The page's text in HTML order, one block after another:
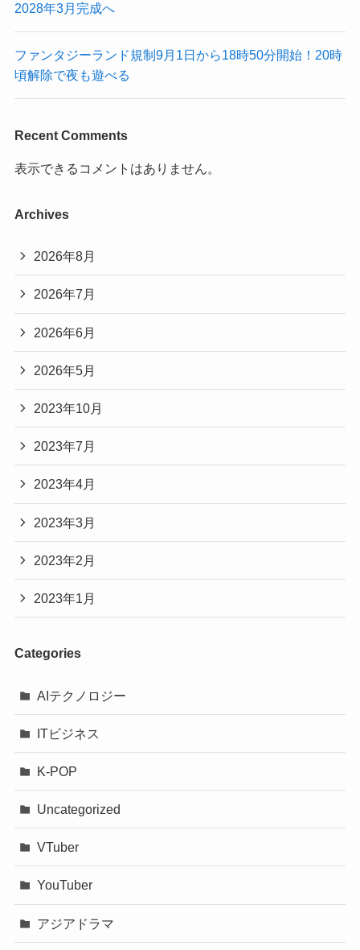
2028年3月完成へ
ファンタジーランド規制9月1日から18時50分開始！20時
頃解除で夜も遊べる
Recent Comments
表示できるコメントはありません。
Archives
2026年8月
2026年7月
2026年6月
2026年5月
2023年10月
2023年7月
2023年4月
2023年3月
2023年2月
2023年1月
Categories
AIテクノロジー
ITビジネス
K-POP
Uncategorized
VTuber
YouTuber
アジアドラマ